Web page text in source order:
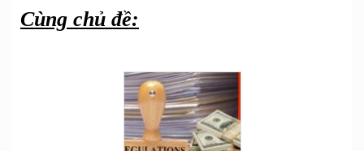
Cùng chủ đề: